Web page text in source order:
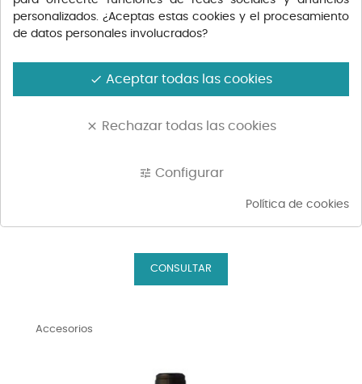
Accesorios
personalizados. ¿Aceptas estas cookies y el procesamiento
de datos personales involucrados?
done Aceptar todas las cookies
clear Rechazar todas las cookies
tune Configurar
Política de cookies